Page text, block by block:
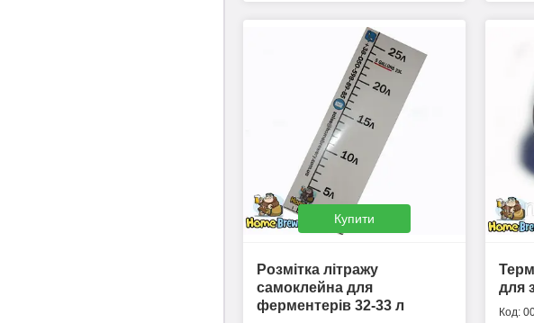
Купити
Розмітка літражу
самоклейна для
ферментерів 32-33 л
для